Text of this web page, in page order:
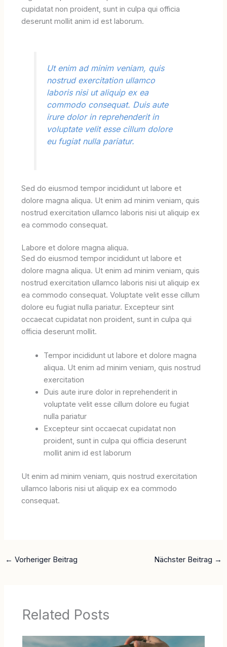
cupidatat non proident, sunt in culpa qui officia
deserunt mollit anim id est laborum.
Ut enim ad minim veniam, quis
nostrud exercitation ullamco
laboris nisi ut aliquip ex ea
commodo consequat. Duis aute
irure dolor in reprehenderit in
voluptate velit esse cillum dolore
eu fugiat nulla pariatur.
Sed do eiusmod tempor incididunt ut labore et
dolore magna aliqua. Ut enim ad minim veniam, quis
nostrud exercitation ullamco laboris nisi ut aliquip ex
ea commodo consequat.
Labore et dolore magna aliqua.
Sed do eiusmod tempor incididunt ut labore et
dolore magna aliqua. Ut enim ad minim veniam, quis
nostrud exercitation ullamco laboris nisi ut aliquip ex
ea commodo consequat. Voluptate velit esse cillum
dolore eu fugiat nulla pariatur. Excepteur sint
occaecat cupidatat non proident, sunt in culpa qui
officia deserunt mollit.
Tempor incididunt ut labore et dolore magna
aliqua. Ut enim ad minim veniam, quis nostrud
exercitation
Duis aute irure dolor in reprehenderit in
voluptate velit esse cillum dolore eu fugiat
nulla pariatur
Excepteur sint occaecat cupidatat non
proident, sunt in culpa qui officia deserunt
mollit anim id est laborum
Ut enim ad minim veniam, quis nostrud exercitation
ullamco laboris nisi ut aliquip ex ea commodo
consequat.
← Vorheriger Beitrag Nächster Beitrag →
Related Posts